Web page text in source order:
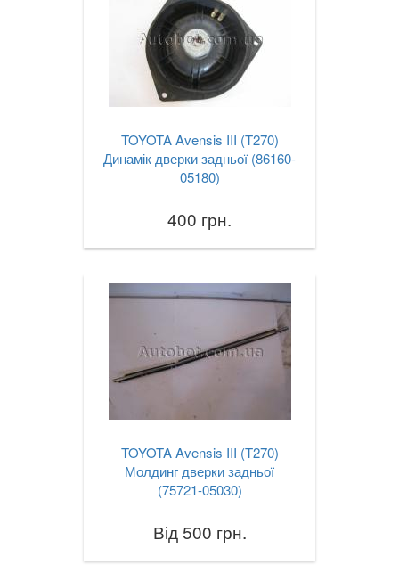
TOYOTA Avensis III (T270)
Динамік дверки задньої (86160-
05180)
400 грн.
TOYOTA Avensis III (T270)
Молдинг дверки задньої
(75721-05030)
Від 500 грн.